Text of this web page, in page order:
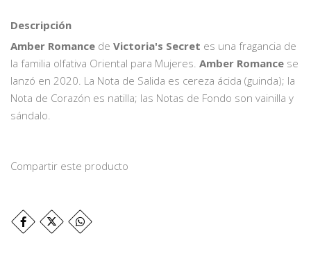
Descripción
Amber Romance de Victoria's Secret es una fragancia de
la familia olfativa Oriental para Mujeres. Amber Romance se
lanzó en 2020. La Nota de Salida es cereza ácida (guinda); la
Nota de Corazón es natilla; las Notas de Fondo son vainilla y
sándalo.
Compartir este producto